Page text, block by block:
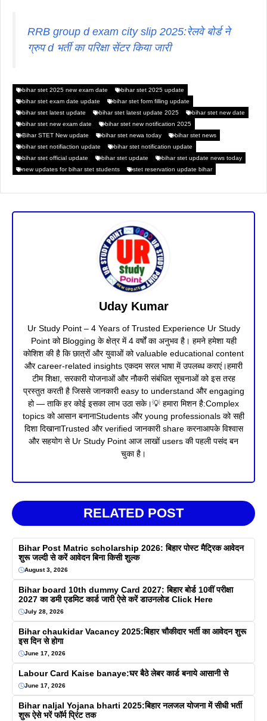
RRB group d exam city slip 2025:रेलवे बोर्ड ने
ग्रुप d भर्ती का परिक्षा सेंटर किया जारी
bihar stet 2025 new exam date
bihar stet 2025 update
bihar stet exam date update
bihar stet form filling update
bihar stet latest update
bihar stet latest update 2025
bihar stet new date
bihar stet new exam date
bihar stet new notification 2025
Bihar STET New update
bihar stet newa today
bihar stet news
bihar stet notifiaction update
bihar stet notification update
bihar stet official update
bihar stet update
bihar stet update news today
new updates for bihar stet students
stet reservation update bihar
Uday Kumar
Ur Study Point – 4 Years of Trusted Experience Ur Study
Point को Blogging के क्षेत्र में 4 वर्षों का अनुभव है। हमने हमेशा यही
कोशिश की है कि छात्रों और युवाओं को valuable educational content
और career-related insights एकदम सरल भाषा में उपलब्ध कराएं।हमारी
टीम शिक्षा, सरकारी योजनाओं और नौकरी संबंधित सूचनाओं को इस तरह
प्रस्तुत करती है जिससे जानकारी easy to understand और engaging
हो — ताकि हर कोई इसका लाभ उठा सके।💡 हमारा मिशन है:Complex
topics को आसान बनानाStudents और young professionals को सही
दिशा दिखानाTrusted और verified जानकारी share करनाआपके विश्वास
और सहयोग से Ur Study Point आज लाखों users की पहली पसंद बन
चुका है।
RELATED POST
Bihar Post Matric scholarship 2026: बिहार पोस्ट मैट्रिक आवेदन
शुरू जल्दी से करें आवेदन बिना किसी शुल्क
August 3, 2026
Bihar board 10th dummy Card 2027: बिहार बोर्ड 10वीं परीक्षा
2027 का डमी एडमिट कार्ड जारी ऐसे करें डाउनलोड Click Here
July 28, 2026
Bihar chaukidar Vacancy 2025:बिहार चौकीदार भर्ती का आवेदन शुरू
इस दिन से होगा
June 17, 2026
Labour Card Kaise banaye:घर बैठे लेबर कार्ड बनाये आसानी से
June 17, 2026
Bihar naljal Yojana bharti 2025:बिहार नलजल योजना में सीधी भर्ती
शुरू ऐसे भरें फॉर्म प्रिंट तक